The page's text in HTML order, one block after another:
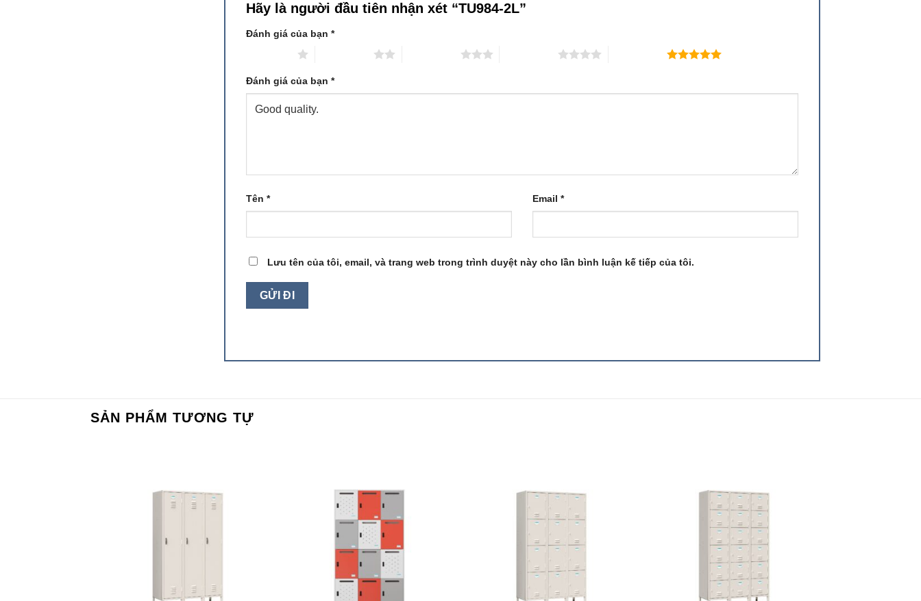
Hãy là người đầu tiên nhận xét “TU984-2L”
Đánh giá của bạn *
5 trên 5 sao
Đánh giá của bạn *
Tên * Email *
Lưu tên của tôi, email, và trang web trong trình duyệt này cho lần bình luận kế tiếp của tôi.
SẢN PHẨM TƯƠNG TỰ